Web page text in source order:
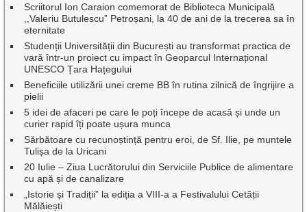
Scriitorul Ion Caraion comemorat de Biblioteca Municipală
,,Valeriu Butulescu” Petroșani, la 40 de ani de la trecerea sa în
eternitate
Studenții Universității din București au transformat practica de
vară într-un proiect cu impact în Geoparcul Internațional
UNESCO Țara Hațegului
Beneficiile utilizării unei creme BB în rutina zilnică de îngrijire a
pielii
5 idei de afaceri pe care le poți începe de acasă și unde un
curier rapid îți poate ușura munca
Sărbătoare cu recunoștință pentru eroi, de Sf. Ilie, pe muntele
Tulișa de la Uricani
20 Iulie – Ziua Lucrătorului din Serviciile Publice de alimentare
cu apă și de canalizare
„Istorie și Tradiții” la ediția a VIII-a a Festivalului Cetății
Mălăiești